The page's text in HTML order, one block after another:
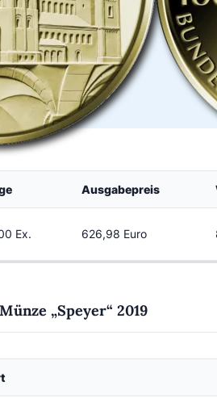
Ausgabepreis
Ex. 626,98 Euro
„Speyer“ 2019